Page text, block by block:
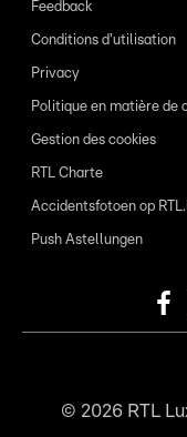
Feedback
Conditions d'utilisation
Privacy
Politique en matière de
Gestion des cookies
RTL Charte
Accidentsfotoen op
Push Astellungen
© 2026RTL